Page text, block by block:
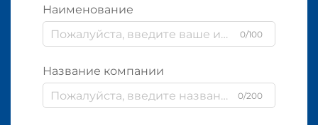
Наименование
0/100
Название компании
0/200